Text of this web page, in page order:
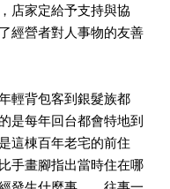
店家定給予支持與協
經營者對人事物的友善
輕背包客到銀髮族都
是每年回台都會特地到
這棟百年老宅的前住
手畫腳指出當時住在哪